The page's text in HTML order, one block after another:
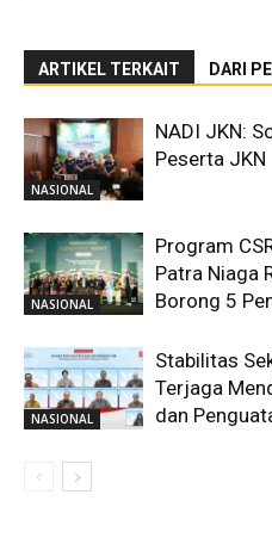
ARTIKEL TERKAIT DARI
NASIONAL
NADI JKN:
Peserta JKN
NASIONAL
Program
Patra Niaga
Borong 5
NASIONAL
Stabilitas
Terjaga
dan